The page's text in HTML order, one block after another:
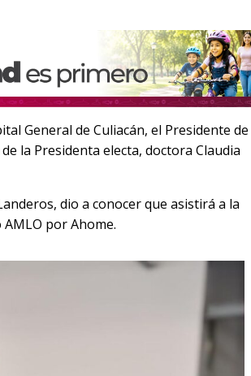
General de Culiacán, el Presidente de
la Presidenta electa, doctora Claudia
dio a conocer que asistirá a la
por Ahome.